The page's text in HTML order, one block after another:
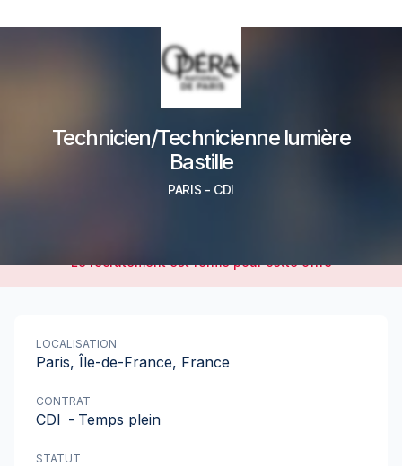
Technicien/Technicienne lumière
Bastille
PARIS - CDI
Le recrutement est fermé pour cette offre
LOCALISATION
Paris, Île-de-France, France
CONTRAT
CDI - Temps plein
STATUT